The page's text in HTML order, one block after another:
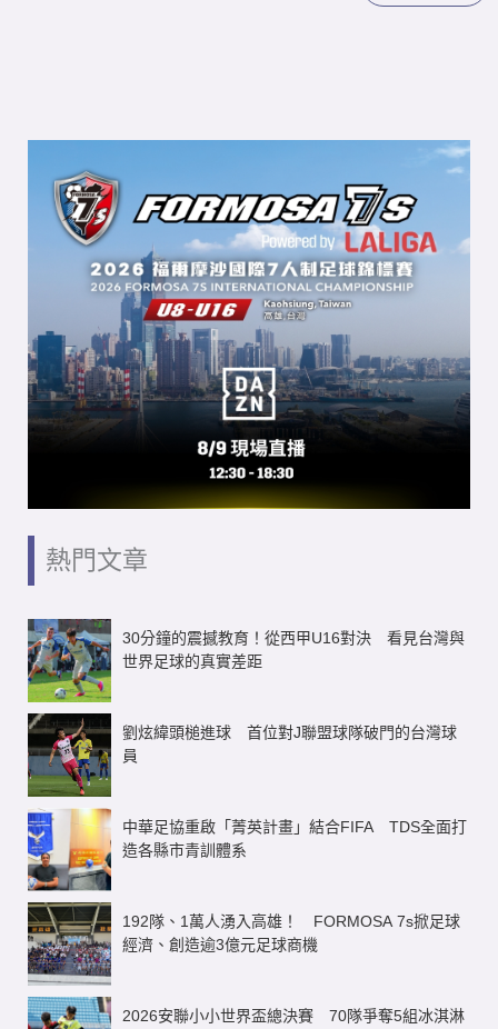
熱門文章
30分鐘的震撼教育！從西甲U16對決 看見台灣與
世界足球的真實差距
劉炫緯頭槌進球 首位對J聯盟球隊破門的台灣球
員
中華足協重啟「菁英計畫」結合FIFA TDS全面打
造各縣市青訓體系
192隊、1萬人湧入高雄！ FORMOSA 7s掀足球
經濟、創造逾3億元足球商機
2026安聯小小世界盃總決賽 70隊爭奪5組冰淇淋